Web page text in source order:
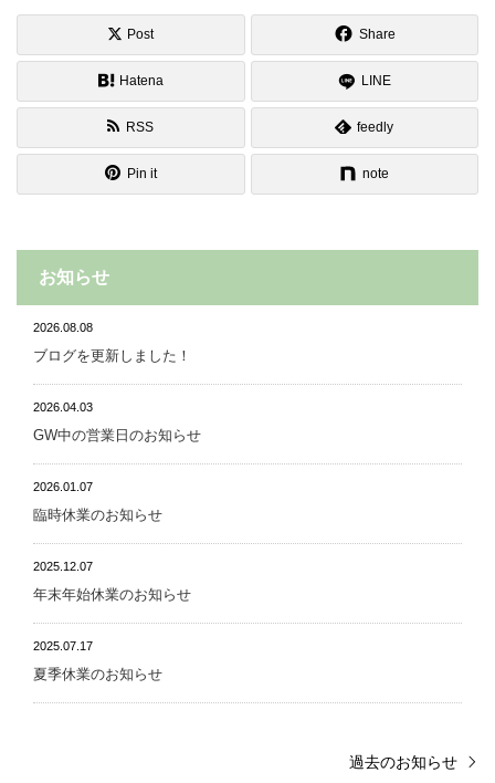
Post Share
Hatena LINE
RSS feedly
Pin it note
お知らせ
2026.08.08
ブログを更新しました！
2026.04.03
GW中の営業日のお知らせ
2026.01.07
臨時休業のお知らせ
2025.12.07
年末年始休業のお知らせ
2025.07.17
夏季休業のお知らせ
過去のお知らせ